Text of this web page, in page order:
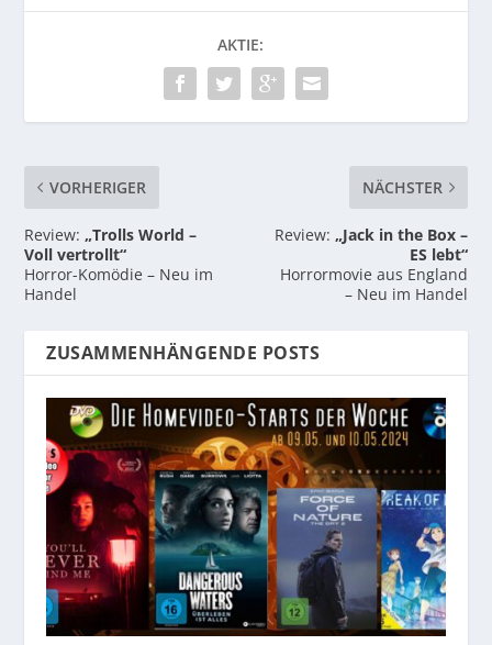
AKTIE:
VORHERIGER
Review: „Trolls World –
Voll vertrollt“
Horror-Komödie – Neu im
Handel
NÄCHSTER
Review: „Jack in the Box –
ES lebt“
Horrormovie aus England
– Neu im Handel
ZUSAMMENHÄNGENDE POSTS